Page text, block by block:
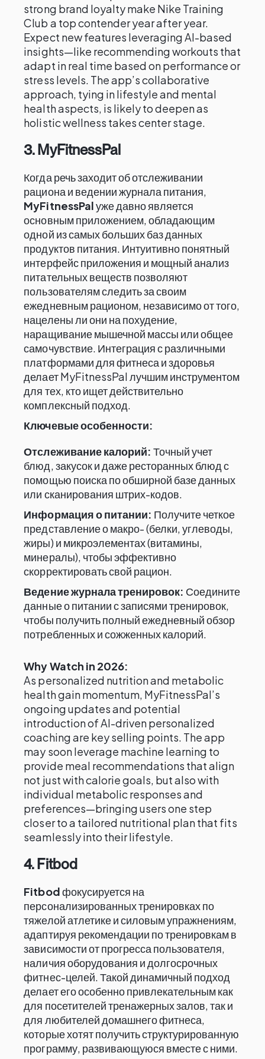
strong brand loyalty make Nike Training
Club a top contender year after year.
Expect new features leveraging AI-based
insights—like recommending workouts that
adapt in real time based on performance or
stress levels. The app’s collaborative
approach, tying in lifestyle and mental
health aspects, is likely to deepen as
holistic wellness takes center stage.
3. MyFitnessPal
Когда речь заходит об отслеживании
рациона и ведении журнала питания,
MyFitnessPalуже давно является
основным приложением, обладающим
одной из самых больших баз данных
продуктов питания. Интуитивно понятный
интерфейс приложения и мощный анализ
питательных веществ позволяют
пользователям следить за своим
ежедневным рационом, независимо от того,
нацелены ли они на похудение,
наращивание мышечной массы или общее
самочувствие. Интеграция с различными
платформами для фитнеса и здоровья
делает MyFitnessPal лучшим инструментом
для тех, кто ищет действительно
комплексный подход.
Ключевые особенности:
Отслеживание калорий: Точный учет
блюд, закусок и даже ресторанных блюд с
помощью поиска по обширной базе данных
или сканирования штрих-кодов.
Информация о питании: Получите четкое
представление о макро- (белки, углеводы,
жиры) и микроэлементах (витамины,
минералы), чтобы эффективно
скорректировать свой рацион.
Ведение журнала тренировок: Соедините
данные о питании с записями тренировок,
чтобы получить полный ежедневный обзор
потребленных и сожженных калорий.
Why Watch in 2026:
As personalized nutrition and metabolic
health gain momentum, MyFitnessPal’s
ongoing updates and potential
introduction of AI-driven personalized
coaching are key selling points. The app
may soon leverage machine learning to
provide meal recommendations that align
not just with calorie goals, but also with
individual metabolic responses and
preferences—bringing users one step
closer to a tailored nutritional plan that fits
seamlessly into their lifestyle.
4. Fitbod
Fitbodфокусируется на
персонализированных тренировках по
тяжелой атлетике и силовым упражнениям,
адаптируя рекомендации по тренировкам в
зависимости от прогресса пользователя,
наличия оборудования и долгосрочных
фитнес-целей. Такой динамичный подход
делает его особенно привлекательным как
для посетителей тренажерных залов, так и
для любителей домашнего фитнеса,
которые хотят получить структурированную
программу, развивающуюся вместе с ними.